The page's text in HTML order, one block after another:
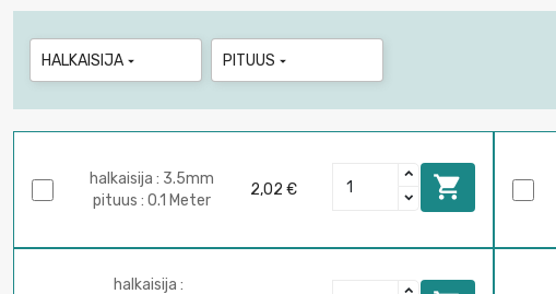
HALKAISIJA  PITUUS 
halkaisija : 3.5mm
pituus : 0.1 Meter
2,02 € 
halkaisija :